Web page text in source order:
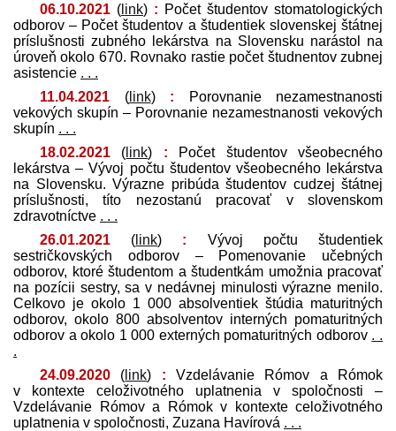
06.10.2021 ( link) : Počet študentov stomatologických
odborov – Počet študentov a študentiek slovenskej štátnej
príslušnosti zubného lekárstva na Slovensku narástol na
úroveň okolo 670. Rovnako rastie počet študnentov zubnej
asistencie . . .
11.04.2021 (link) : Porovnanie nezamestnanosti
vekových skupín – Porovnanie nezamestnanosti vekových
skupín . . .
18.02.2021 ( link) : Počet študentov všeobecného
lekárstva – Vývoj počtu študentov všeobecného lekárstva
na Slovensku. Výrazne pribúda študentov cudzej štátnej
príslušnosti, títo nezostanú pracovať v slovenskom
zdravotníctve . . .
26.01.2021 ( link) : Vývoj počtu študentiek
sestričkovských odborov – Pomenovanie učebných
odborov, ktoré študentom a študentkám umožnia pracovať
na pozícii sestry, sa v nedávnej minulosti výrazne menilo.
Celkovo je okolo 1 000 absolventiek štúdia maturitných
odborov, okolo 800 absolventov interných pomaturitných
odborov a okolo 1 000 externých pomaturitných odborov . .
.
24.09.2020 ( link) : Vzdelávanie Rómov a Rómok
v kontexte celoživotného uplatnenia v spoločnosti –
Vzdelávanie Rómov a Rómok v kontexte celoživotného
uplatnenia v spoločnosti, Zuzana Havírová . . .